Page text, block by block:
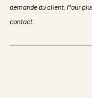
demande du client. Pour
contact.